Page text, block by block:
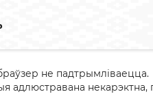
Віншаванне калектыву
не падтрымліваецца.
адлюстравана